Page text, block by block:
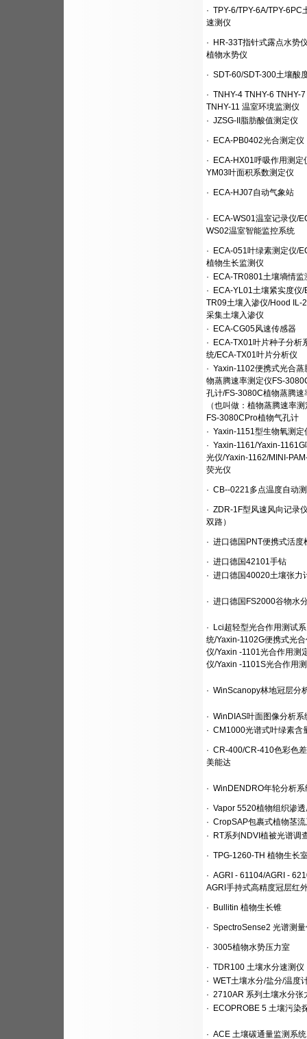
· TPY-6/TPY-6A/TPY-6PC
速测仪
· HR-33T指针式露点水势
植物水势仪
· SDT-60/SDT-300土壤酸
· TNHY-4 TNHY-6 TNHY-
TNHY-11 温室环境监测仪
· JZSG-II脂肪酸值测定仪
· ECA-PB0402光合测定仪
· ECA-HX01呼吸作用测定
YM03叶面积系数测定仪
· ECA-HJ07自动气象站
· ECA-WS01温室记录仪/
WS02温室智能监控系统
· ECA-051叶绿素测定仪/
植物生长监测仪
· ECA-TR0801土壤墒情监
· ECA-YL01土壤紧实度仪/
TR09土壤入渗仪/Hood IL-
采集土壤入渗仪
· ECA-CG05风速传感器
· ECA-TX01叶片种子分析
统/ECA-TX01叶片分析仪
· Yaxin-1102便携式光合蒸
物蒸腾速率测定仪FS-
孔计/FS-3080C植物蒸腾速
（也叫做：植物蒸腾速率
FS-3080CPro植物气孔计
· Yaxin-1151型生物氧测定
· Yaxin-1161/Yaxin-
光仪/Yaxin-1162/MINI-
荧光仪
· CB--0221多点温度自动
· ZDR-1F型风速风向记录
双路）
· 进口德国PNT便携式活度
· 进口德国42101手钻
· 进口德国40020土壤张力
· 进口德国FS2000谷物水
· Lci超轻型光合作用测试系
统/Yaxin-1102G便携式光
仪/Yaxin -1101光合作用测
仪/Yaxin -1101S光合作用
· WinScanopy林地冠层分
· WinDIAS叶面图像分析系
· CM1000光谱式叶绿素含
· CR-400/CR-410色彩色
美能达
· WinDENDRO年轮分析系
· Vapor 5520植物组织渗
· CropSAP包裹式植物茎
· RT系列NDVI植被光谱调
· TPG-1260-TH 植物生长
· AGRI - 61104/AGRI -
AGRI手持式高精度冠层红
· Bullitin 植物生长锥
· SpectroSense2 光谱测量
· 3005植物水势压力室
· TDR100 土壤水分速测仪
· WET土壤水分/盐分/温度
· 2710AR 系列土壤水分张
· ECOPROBE 5 土壤污染
· ACE 土壤碳通量监测系统